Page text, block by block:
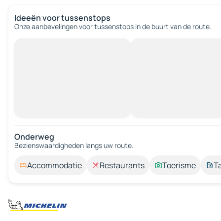
Ideeën voor tussenstops
Onze aanbevelingen voor tussenstops in de buurt van de route.
Onderweg
Bezienswaardigheden langs uw route.
Accommodatie Restaurants Toerisme